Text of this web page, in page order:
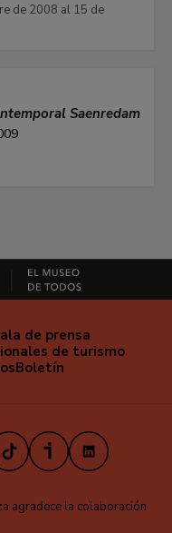
de 2008 al 15 de
Saenredam
de prensa
de turismo
Boletín
iVooxLinkedIn
agradece la colaboración